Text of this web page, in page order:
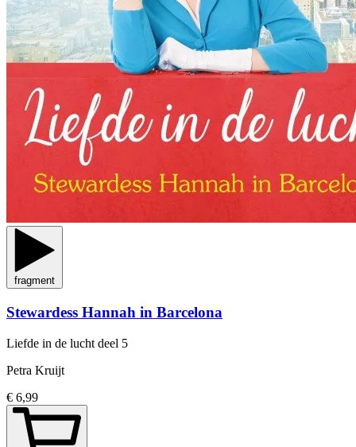
fragment
Stewardess Hannah in Barcelona
Liefde in de lucht deel 5
Petra Kruijt
€ 6,99